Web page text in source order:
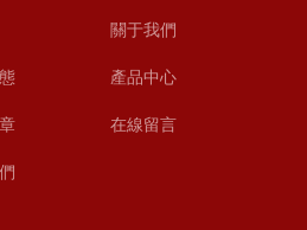
關于我們
產品中心
在線留言